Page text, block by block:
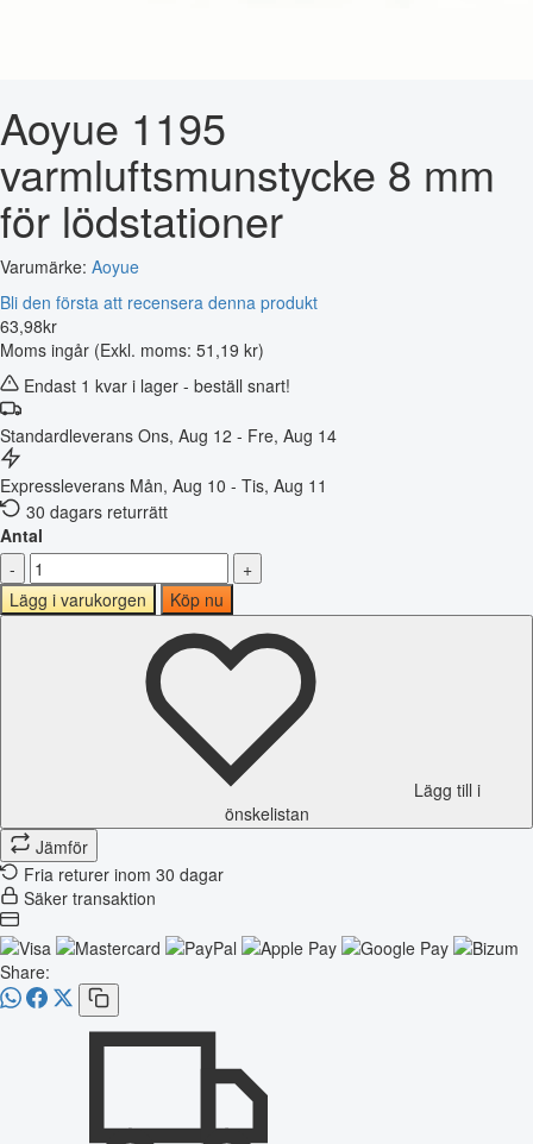
Aoyue 1195
varmluftsmunstycke 8 mm
för lödstationer
Varumärke: Aoyue
Bli den första att recensera denna produkt
63,98kr
Moms ingår (Exkl. moms: 51,19 kr)
Endast 1 kvar i lager - beställ snart!
Standardleverans Ons, Aug 12 - Fre, Aug 14
Expressleverans Mån, Aug 10 - Tis, Aug 11
30 dagars returrätt
Antal
-
+
Lägg i varukorgen
Köp nu
Lägg till i
önskelistan
Jämför
Fria returer inom 30 dagar
Säker transaktion
Share: